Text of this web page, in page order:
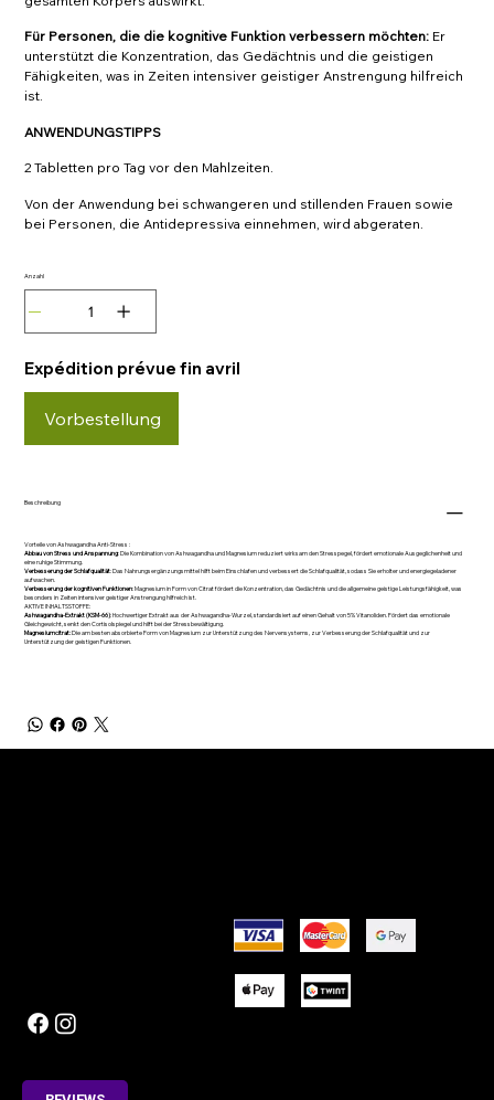
Für Personen, die die kognitive Funktion verbessern möchten: Er
unterstützt die Konzentration, das Gedächtnis und die geistigen
Fähigkeiten, was in Zeiten intensiver geistiger Anstrengung hilfreich
ist.
ANWENDUNGSTIPPS
2 Tabletten pro Tag vor den Mahlzeiten.
Von der Anwendung bei schwangeren und stillenden Frauen sowie
bei Personen, die Antidepressiva einnehmen, wird abgeraten.
Anzahl
Expédition prévue fin avril
Vorbestellung
Beschreibung
Vorteile von Ashwagandha Anti-Stress :
Abbau von Stress und Anspannung: Die Kombination von Ashwagandha und Magnesium reduziert wirksam den Stresspegel, fördert emotionale Ausgeglichenheit und
eine ruhige Stimmung.
Verbesserung der Schlafqualität: Das Nahrungsergänzungsmittel hilft beim Einschlafen und verbessert die Schlafqualität, sodass Sie erholter und energiegeladener
aufwachen.
Verbesserung der kognitiven Funktionen: Magnesium in Form von Citrat fördert die Konzentration, das Gedächtnis und die allgemeine geistige Leistungsfähigkeit, was
besonders in Zeiten intensiver geistiger Anstrengung hilfreich ist.
AKTIVE INHALTSSTOFFE:
Ashwagandha-Extrakt (KSM-66): Hochwertiger Extrakt aus der Ashwagandha-Wurzel, standardisiert auf einen Gehalt von 5% Vitanoliden. Fördert das emotionale
Gleichgewicht, senkt den Cortisolspiegel und hilft bei der Stressbewältigung.
Magnesiumcitrat:Die am besten absorbierte Form von Magnesium zur Unterstützung des Nervensystems, zur Verbesserung der Schlafqualität und zur
Unterstützung der geistigen Funktionen.